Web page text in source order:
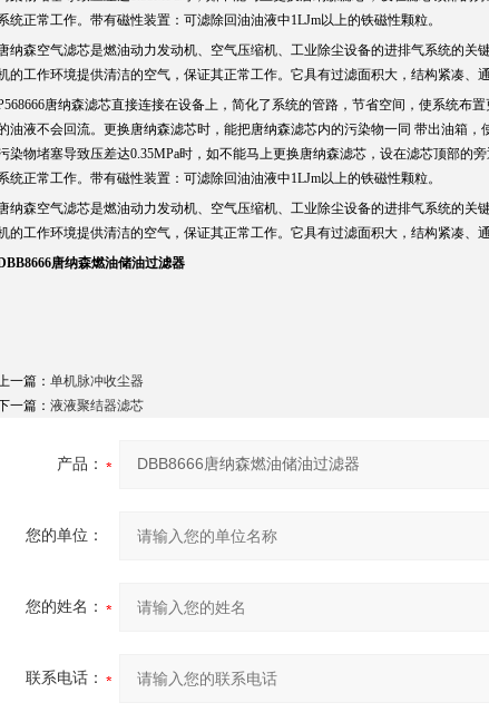
统正常工作。带有磁性装置：可滤除回油油液中1LJm以上的铁磁性颗粒。
纳森空气滤芯是燃油动力发动机、空气压缩机、工业除尘设备的进排气系统的关
的工作环境提供清洁的空气，保证其正常工作。它具有过滤面积大，结构紧凑、
唐纳森滤芯直接连接在设备上，简化了系统的管路，节省空间，使系统布
油液不会回流。更换唐纳森滤芯时，能把唐纳森滤芯内的污染物一同 带出油箱
染物堵塞导致压差达0.35MPa时，如不能马上更换唐纳森滤芯，设在滤芯顶部的
统正常工作。带有磁性装置：可滤除回油油液中1LJm以上的铁磁性颗粒。
纳森空气滤芯是燃油动力发动机、空气压缩机、工业除尘设备的进排气系统的关
的工作环境提供清洁的空气，保证其正常工作。它具有过滤面积大，结构紧凑、
唐纳森燃油储油过滤器
一篇： 单机脉冲收尘器
一篇： 液液聚结器滤芯
产品：
您的单位：
您的姓名：
联系电话：